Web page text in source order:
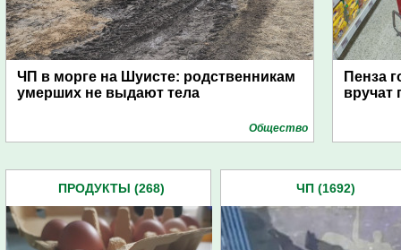
ЧП в морге на Шуисте: родственникам
умерших не выдают тела
Общество
Пенза
вручат
ПРОДУКТЫ (268) ЧП (1692)